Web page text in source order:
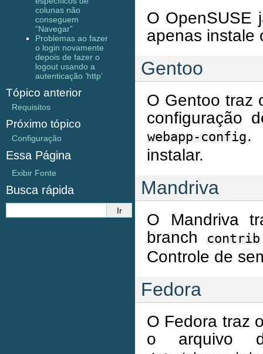
O OpenSUSE
apenas
Gentoo
O Gentoo traz
configuração
webapp-config.
instalar.
Mandriva
O Mandriva
branch
contrib
Controle de
Fedora
O Fedora traz
o arquivo
colunas não
conseguem
“Navegar”
Problemas ao fazer
o login novamente
depois de fazer o
logout usando a
autenticação ‘http’
Tópico anterior
Requisitos
Próximo tópico
Configuração
Essa Página
Exibir Fonte
Busca rápida